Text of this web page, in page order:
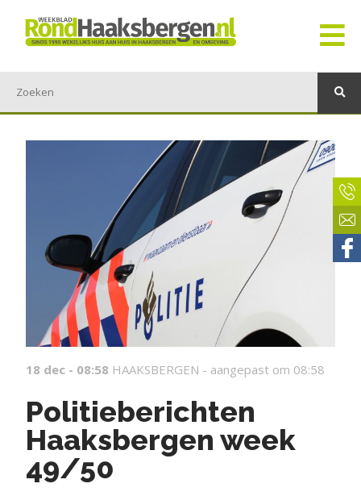
18 dec - 08:58 HAAKSBERGEN - aangepast om 08:58
Politieberichten
Haaksbergen week
49/50